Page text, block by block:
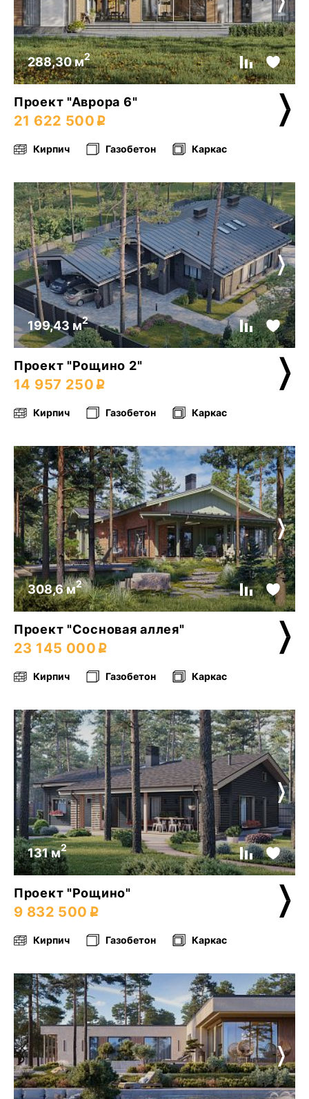
288,30 м2
Проект "Аврора 6"
21 622 500
Кирпич Газобетон Каркас
199,43 м2
Проект "Рощино 2"
14 957 250
Кирпич Газобетон Каркас
308,6 м2
Проект "Сосновая аллея"
23 145 000
Кирпич Газобетон Каркас
131 м2
Проект "Рощино"
9 832 500
Кирпич Газобетон Каркас